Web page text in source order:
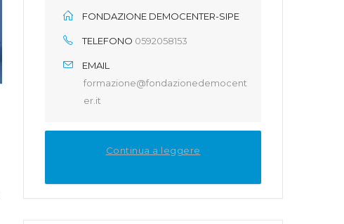
FONDAZIONE DEMOCENTER-SIPE
TELEFONO 0592058153
EMAIL
formazione@fondazionedemocent
er.it
Continua a leggere